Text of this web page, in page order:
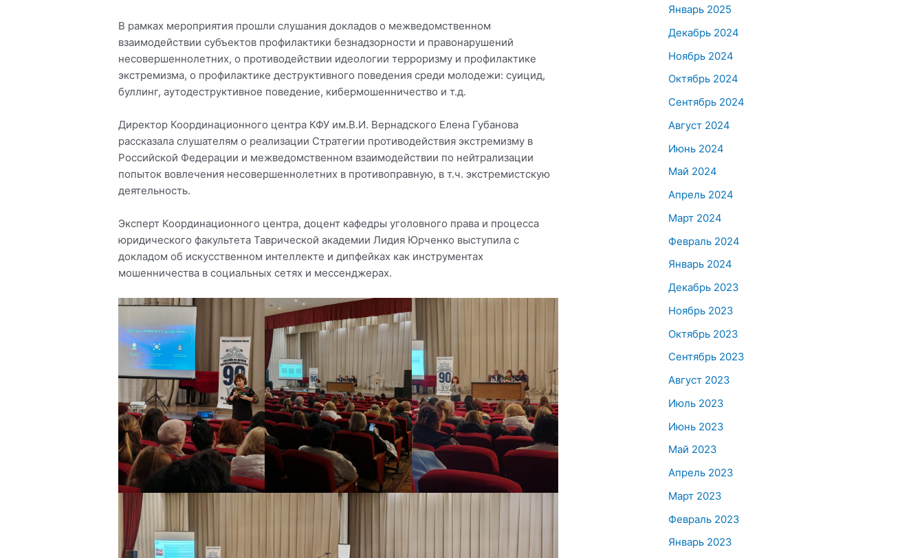
В рамках мероприятия прошли слушания докладов о межведомственном
взаимодействии субъектов профилактики безнадзорности и правонарушений
несовершеннолетних, о противодействии идеологии терроризму и профилактике
экстремизма, о профилактике деструктивного поведения среди молодежи: суицид,
буллинг, аутодеструктивное поведение, кибермошенничество и т.д.
Директор Координационного центра КФУ им.В.И. Вернадского Елена Губанова
рассказала слушателям о реализации Стратегии противодействия экстремизму в
Российской Федерации и межведомственном взаимодействии по нейтрализации
попыток вовлечения несовершеннолетних в противоправную, в т.ч. экстремистскую
деятельность.
Эксперт Координационного центра, доцент кафедры уголовного права и процесса
юридического факультета Таврической академии Лидия Юрченко выступила с
докладом об искусственном интеллекте и дипфейках как инструментах
мошенничества в социальных сетях и мессенджерах.
Январь 2025
Декабрь 2024
Ноябрь 2024
Октябрь 2024
Сентябрь 2024
Август 2024
Июнь 2024
Май 2024
Апрель 2024
Март 2024
Февраль 2024
Январь 2024
Декабрь 2023
Ноябрь 2023
Октябрь 2023
Сентябрь 2023
Август 2023
Июль 2023
Июнь 2023
Май 2023
Апрель 2023
Март 2023
Февраль 2023
Январь 2023